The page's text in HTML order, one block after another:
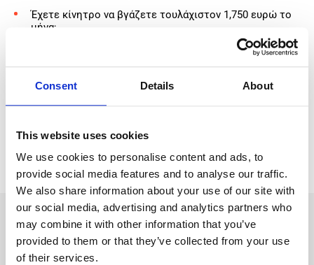
Consent Details About
This website uses cookies
We use cookies to personalise content and ads, to
provide social media features and to analyse our traffic.
We also share information about your use of our site with
our social media, advertising and analytics partners who
may combine it with other information that you’ve
provided to them or that they’ve collected from your use
of their services.
Έχετε κίνητρο να βγάζετε τουλάχιστον 1,750 ευρώ το
μήνα;
εξωτερικό!
Λάβετε εξατομικευμένες πληροφορίες από το Robin.